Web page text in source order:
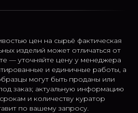
цен на сырьё фактическая
изделий может отличаться от
— уточняйте цену у менеджера
и единичные работы, а
могут быть проданы или
заказ; актуальную информацию
и количеству куратор
по вашему запросу.